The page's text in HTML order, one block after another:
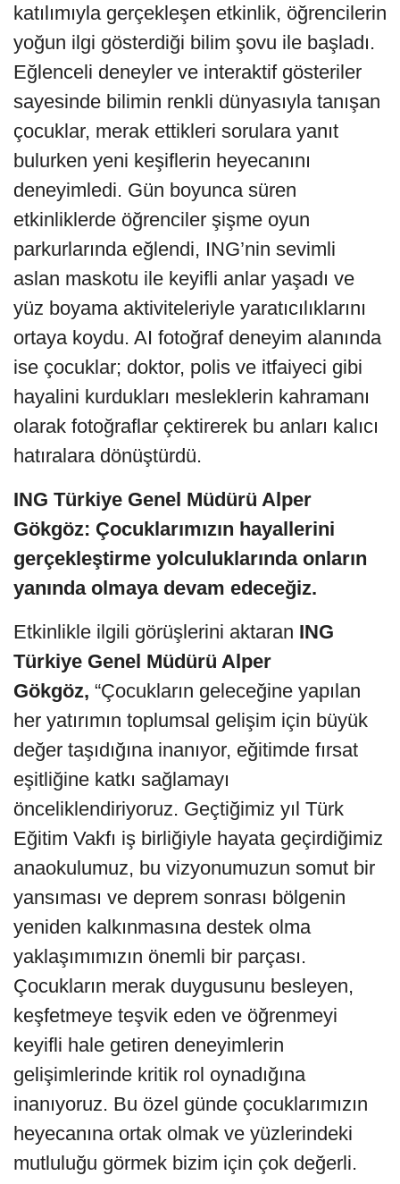
katılımıyla gerçekleşen etkinlik, öğrencilerin
yoğun ilgi gösterdiği bilim şovu ile başladı.
Eğlenceli deneyler ve interaktif gösteriler
sayesinde bilimin renkli dünyasıyla tanışan
çocuklar, merak ettikleri sorulara yanıt
bulurken yeni keşiflerin heyecanını
deneyimledi. Gün boyunca süren
etkinliklerde öğrenciler şişme oyun
parkurlarında eğlendi, ING’nin sevimli
aslan maskotu ile keyifli anlar yaşadı ve
yüz boyama aktiviteleriyle yaratıcılıklarını
ortaya koydu. AI fotoğraf deneyim alanında
ise çocuklar; doktor, polis ve itfaiyeci gibi
hayalini kurdukları mesleklerin kahramanı
olarak fotoğraflar çektirerek bu anları kalıcı
hatıralara dönüştürdü.
ING Türkiye Genel Müdürü Alper
Gökgöz: Çocuklarımızın hayallerini
gerçekleştirme yolculuklarında onların
yanında olmaya devam edeceğiz.
Etkinlikle ilgili görüşlerini aktaran ING
Türkiye Genel Müdürü Alper
Gökgöz, “Çocukların geleceğine yapılan
her yatırımın toplumsal gelişim için büyük
değer taşıdığına inanıyor, eğitimde fırsat
eşitliğine katkı sağlamayı
önceliklendiriyoruz. Geçtiğimiz yıl Türk
Eğitim Vakfı iş birliğiyle hayata geçirdiğimiz
anaokulumuz, bu vizyonumuzun somut bir
yansıması ve deprem sonrası bölgenin
yeniden kalkınmasına destek olma
yaklaşımımızın önemli bir parçası.
Çocukların merak duygusunu besleyen,
keşfetmeye teşvik eden ve öğrenmeyi
keyifli hale getiren deneyimlerin
gelişimlerinde kritik rol oynadığına
inanıyoruz. Bu özel günde çocuklarımızın
heyecanına ortak olmak ve yüzlerindeki
mutluluğu görmek bizim için çok değerli.